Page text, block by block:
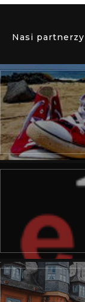
Nasi partnerzy